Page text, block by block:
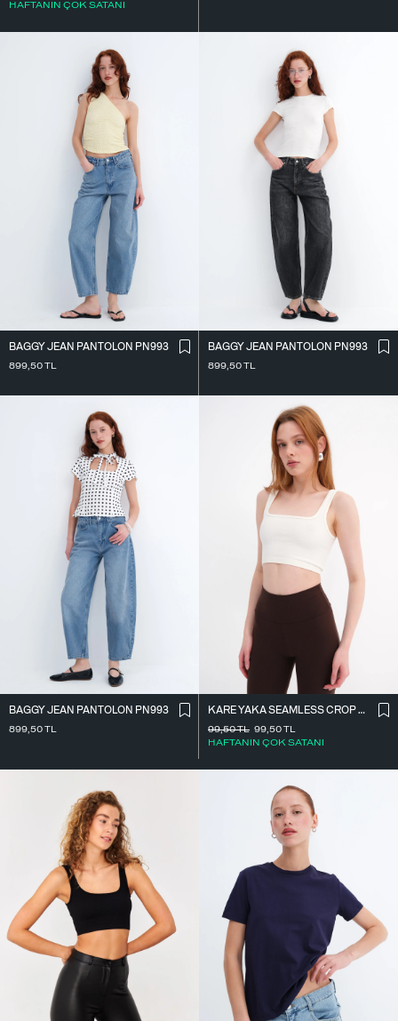
HAFTANIN ÇOK SATANI
BAGGY JEAN PANTOLON PN993
899,50TL
BAGGY JEAN PANTOLON PN993
899,50TL
BAGGY JEAN PANTOLON PN993
899,50TL
KARE YAKA SEAMLESS CROP ATLET A0187-L5
99,50TL
HAFTANIN ÇOK SATANI
99,50TL